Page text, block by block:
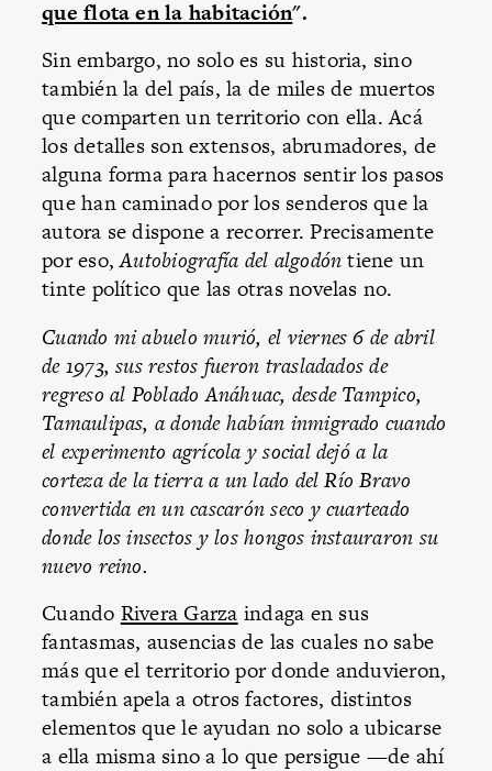
que flota en la habitación".
Sin embargo, no solo es su historia, sino
también la del país, la de miles de muertos
que comparten un territorio con ella. Acá
los detalles son extensos, abrumadores, de
alguna forma para hacernos sentir los pasos
que han caminado por los senderos que la
autora se dispone a recorrer. Precisamente
por eso,Autobiografía del algodóntiene un
tinte político que las otras novelas no.
Cuando mi abuelo murió, el viernes 6 de abril
de 1973, sus restos fueron trasladados de
regreso al Poblado Anáhuac, desde Tampico,
Tamaulipas, a donde habían inmigrado cuando
el experimento agrícola y social dejó a la
corteza de la tierra a un lado del Río Bravo
convertida en un cascarón seco y cuarteado
donde los insectos y los hongos instauraron su
nuevo reino.
Cuando Rivera Garza indaga en sus
fantasmas, ausencias de las cuales no sabe
más que el territorio por donde anduvieron,
también apela a otros factores, distintos
elementos que le ayudan no solo a ubicarse
a ella misma sino a lo que persigue —de ahí